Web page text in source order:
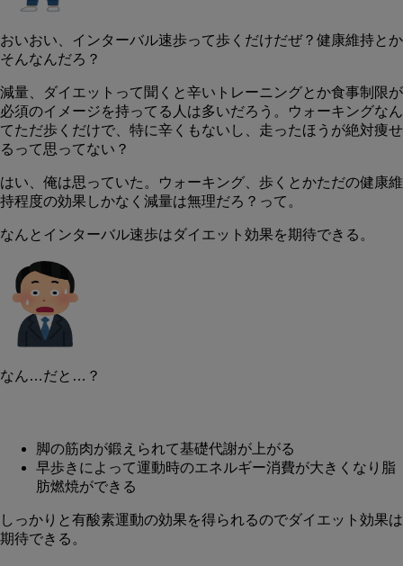
おいおい、インターバル速歩って歩くだけだぜ？健康維持とか
そんなんだろ？
減量、ダイエットって聞くと辛いトレーニングとか食事制限が
必須のイメージを持ってる人は多いだろう。ウォーキングなん
てただ歩くだけで、特に辛くもないし、走ったほうが絶対痩せ
るって思ってない？
はい、俺は思っていた。ウォーキング、歩くとかただの健康維
持程度の効果しかなく減量は無理だろ？って。
なんと インターバル速歩はダイエット効果を期待できる。
なん…だと…？
脚の筋肉が鍛えられて基礎代謝が上がる
早歩きによって運動時のエネルギー消費が大きくなり脂
肪燃焼ができる
しっかりと有酸素運動の効果を得られるのでダイエット効果は
期待できる。